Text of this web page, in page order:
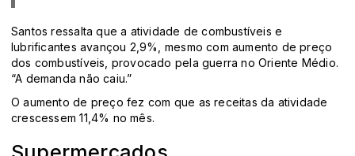
Santos ressalta que a atividade de combustíveis e
lubrificantes avançou 2,9%, mesmo com aumento de preço
dos combustíveis, provocado pela guerra no Oriente Médio.
“A demanda não caiu.”
O aumento de preço fez com que as receitas da atividade
crescessem 11,4% no mês.